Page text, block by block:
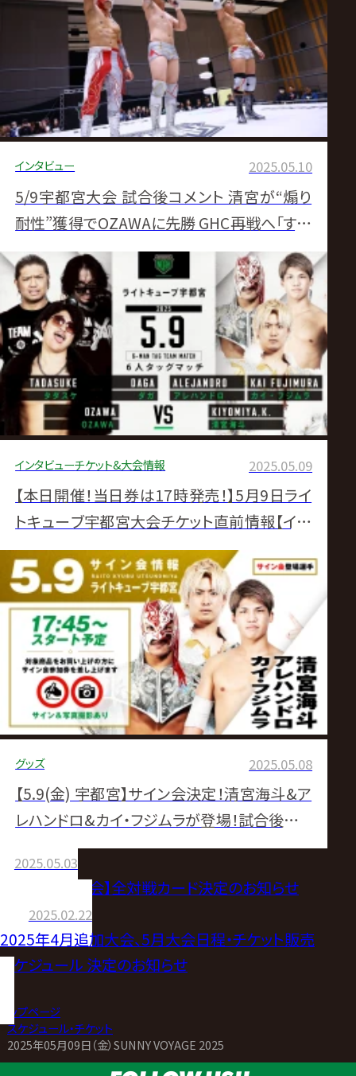
インタビュー 2025.05.10
5/9宇都宮大会 試合後コメント 清宮が“煽り
耐性”獲得でOZAWAに先勝 GHC再戦へ「すべ
てを引き出して勝つ」
インタビューチケット&大会情報 2025.05.09
【本日開催！当日券は17時発売！】5月9日ライ
トキューブ宇都宮大会チケット直前情報【イー
プラス「スマチケ」発売中！】
グッズ 2025.05.08
【5.9(金) 宇都宮】サイン会決定！清宮海斗&ア
レハンドロ&カイ・フジムラが登場！試合後サイ
ン会には野獣・藤田和之が登場！
2025.05.03
【5.9宇都宮大会】全対戦カード決定のお知らせ
2025.02.22
2025年4月追加大会、5月大会日程・チケット販売
スケジュール 決定のお知らせ
トップページ
>スケジュール・チケット
2025年05月09日（金）SUNNY VOYAGE 2025